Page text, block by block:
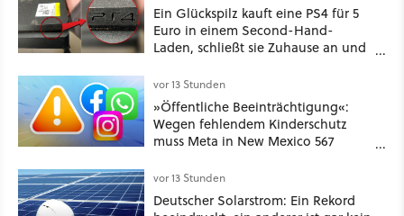
Ein Glückspilz kauft eine PS4 für 5
Euro in einem Second-Hand-
Laden, schließt sie Zuhause an und
funktionierende PlayStation [Best of
GameStar]
vor 13 Stunden
»Öffentliche Beeinträchtigung«:
Wegen fehlendem Kinderschutz
muss Meta in New Mexico 567
vor 13 Stunden
Deutscher Solarstrom: Ein Rekord